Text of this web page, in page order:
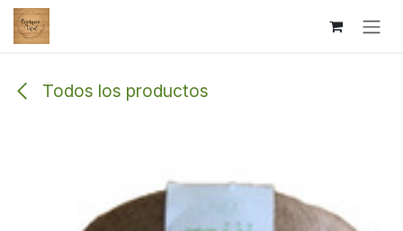
Ir al contenido
Todos los productos